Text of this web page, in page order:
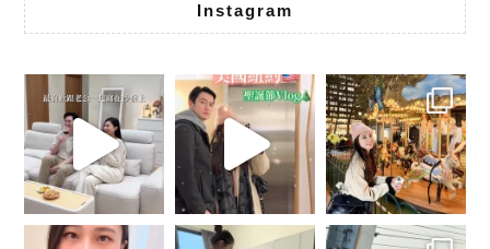
Instagram